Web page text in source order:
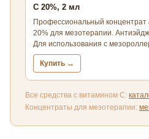
С 20%, 2 мл
Профессиональный концентрат
20% для мезотерапии.
Для использования с
Купить →
Все средства с витамином С:
Концентраты для мезотерапии: